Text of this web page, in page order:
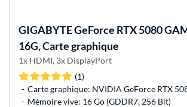
GIGABYTEGeForce RTX 5080
16G, Carte graphique
1x HDMI, 3x DisplayPort
(1)
Carte graphique: NVIDIA GeForce RTX
Mémoire vive: 16 Go (GDDR7, 256 Bit)